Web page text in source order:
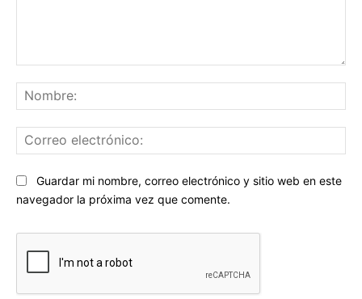
Sitio
web:
Guardar mi nombre, correo electrónico y sitio web en este
navegador la próxima vez que comente.